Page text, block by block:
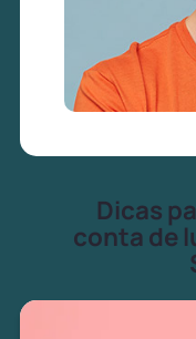
Dicas
conta de